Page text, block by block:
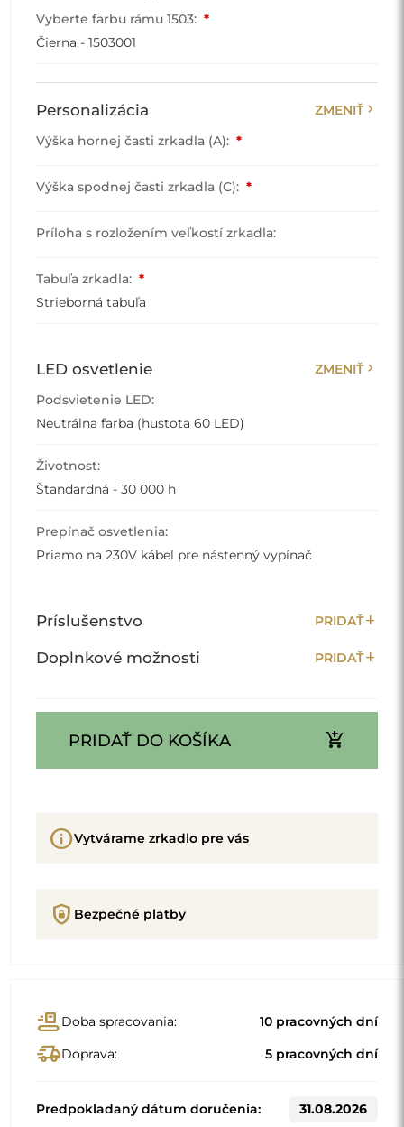
Vyberte farbu rámu 1503: *
Čierna - 1503001
Personalizácia ZMENIŤchevron_right
Výška hornej časti zrkadla (A): *
Výška spodnej časti zrkadla (C): *
Príloha s rozložením veľkostí zrkadla:
Tabuľa zrkadla: *
Strieborná tabuľa
LED osvetlenie ZMENIŤchevron_right
Podsvietenie LED:
Neutrálna farba (hustota 60 LED)
Životnosť:
Štandardná - 30 000 h
Prepínač osvetlenia:
Priamo na 230V kábel pre nástenný vypínač
Príslušenstvo PRIDAŤadd
Doplnkové možnosti PRIDAŤadd
PRIDAŤ DO KOŠÍKA add_shopping_cart
infoVytvárame zrkadlo pre vás
shield_lock Bezpečné platby
conveyor_beltDoba spracovania: 10 pracovných dní
delivery_truck_speedDoprava: 5 pracovných dní
Predpokladaný dátum doručenia: 31.08.2026